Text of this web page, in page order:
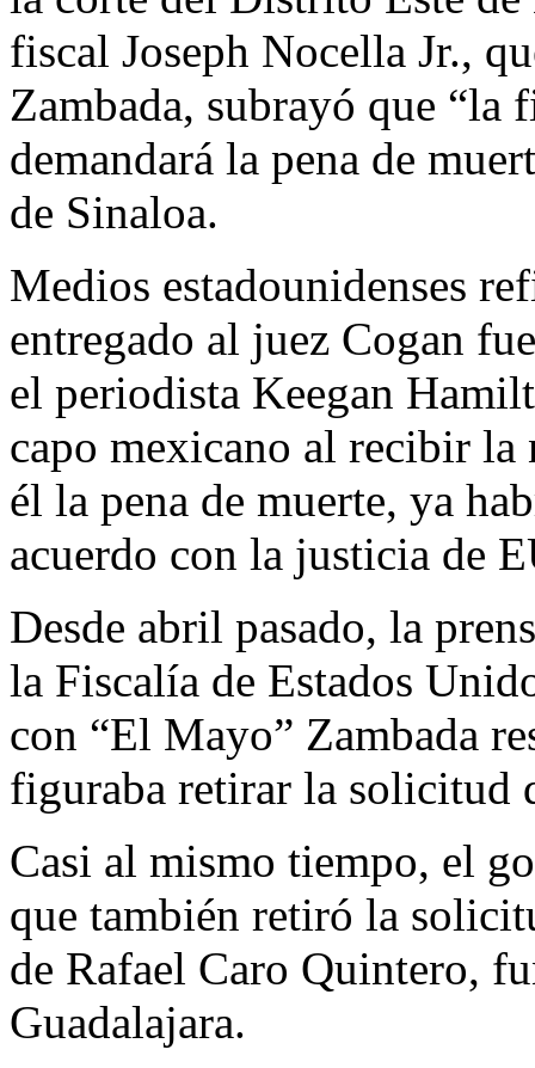
fiscal Joseph Nocella Jr.,
Zambada, subrayó que “la
demandará la pena de
de Sinaloa.
Medios estadounidenses
entregado al juez Cogan
el periodista Keegan
capo mexicano al recibir
él la pena de muerte, ya
acuerdo con la justicia de
Desde abril pasado, la
la Fiscalía de Estados
con “El Mayo” Zambada
figuraba retirar la solicitud
Casi al mismo tiempo, el
que también retiró la
de Rafael Caro Quintero,
Guadalajara.